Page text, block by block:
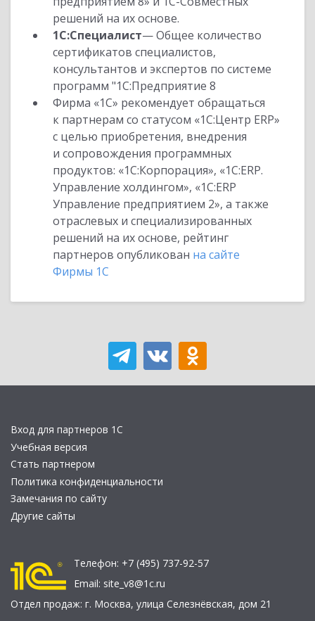
решений на их основе.
1С:Специалист— Общее количество
сертификатов специалистов,
консультантов и экспертов по системе
программ "1С:Предприятие 8
Фирма «1С» рекомендует обращаться
к партнерам со статусом «1С:Центр ERP»
с целью приобретения, внедрения
и сопровождения программных
продуктов: «1С:Корпорация», «1С:ERP.
Управление холдингом», «1С:ERP
Управление предприятием 2», а также
отраслевых и специализированных
решений на их основе, рейтинг
партнеров опубликован на сайте
Фирмы 1С
Вход для партнеров 1С
Учебная версия
Стать партнером
Политика конфиденциальности
Замечания по сайту
Другие сайты
Телефон: +7 (495) 737-92-57
Email: site_v8@1c.ru
Отдел продаж: г. Москва, улица Селезнёвская, дом 21